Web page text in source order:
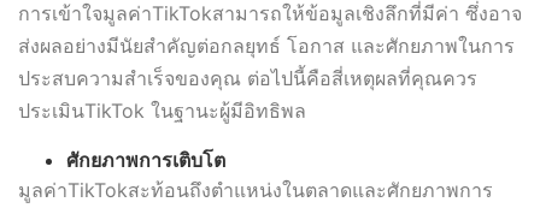
การเข้าใจมูลค่าTikTokสามารถให้ข้อมูลเชิงลึกที่มีค่า ซึ่งอาจ
ส่งผลอย่างมีนัยสำคัญต่อกลยุทธ์ โอกาส และศักยภาพในการ
ประสบความสำเร็จของคุณ ต่อไปนี้คือสี่เหตุผลที่คุณควร
ประเมินTikTok ในฐานะผู้มีอิทธิพล
ศักยภาพการเติบโต
มูลค่าTikTokสะท้อนถึงตำแหน่งในตลาดและศักยภาพการ